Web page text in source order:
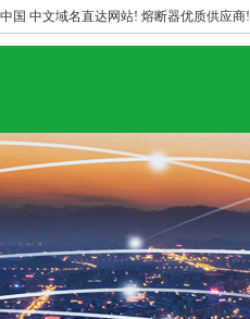
国 中文域名直达网站! 熔断器优质供应商!